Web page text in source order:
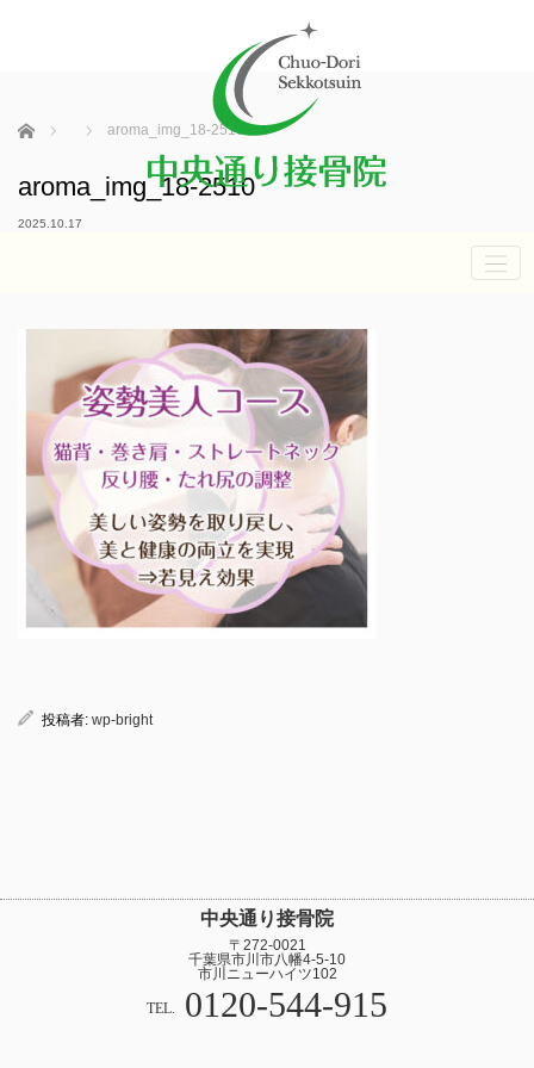
ホーム aroma_img_18-2510
aroma_img_18-2510
2025.10.17
投稿者: wp-bright
中央通り接骨院
〒272-0021
千葉県市川市八幡4-5-10
市川ニューハイツ102
TEL. 0120-544-915